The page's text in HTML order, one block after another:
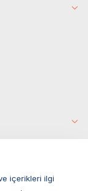
içerikleri ilgi